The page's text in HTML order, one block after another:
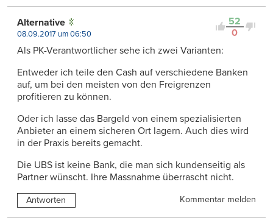
52
0
Alternative
08.09.2017 um 06:50
Als PK-Verantwortlicher sehe ich zwei Varianten:
Entweder ich teile den Cash auf verschiedene Banken
auf, um bei den meisten von den Freigrenzen
profitieren zu können.
Oder ich lasse das Bargeld von einem spezialisierten
Anbieter an einem sicheren Ort lagern. Auch dies wird
in der Praxis bereits gemacht.
Die UBS ist keine Bank, die man sich kundenseitig als
Partner wünscht. Ihre Massnahme überrascht nicht.
Antworten Kommentar melden